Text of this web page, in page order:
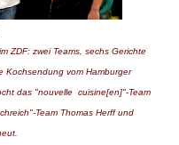
ZDF: zwei Teams, sechs Gerichte
Kochsendung vom Hamburger
das "nouvelle cuisine[en]"-Team
Team Thomas Herff und